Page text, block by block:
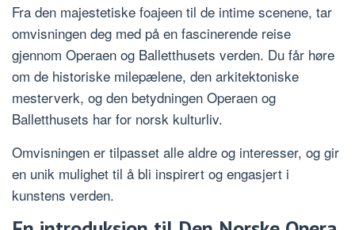
Fra den majestetiske foajeen til de intime scenene, tar
omvisningen deg med på en fascinerende reise
gjennom Operaen og Balletthusets verden. Du får høre
om de historiske milepælene, den arkitektoniske
mesterverk, og den betydningen Operaen og
Balletthusets har for norsk kulturliv.
Omvisningen er tilpasset alle aldre og interesser, og gir
en unik mulighet til å bli inspirert og engasjert i
kunstens verden.